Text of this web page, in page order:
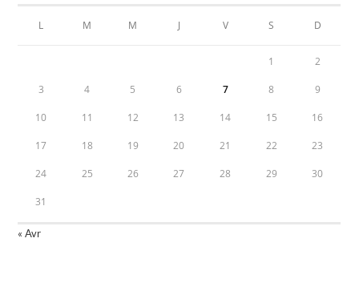
L M M J V S D
1 2
3 4 5 6 7 8 9
10 11 12 13 14 15 16
17 18 19 20 21 22 23
24 25 26 27 28 29 30
31
« Avr